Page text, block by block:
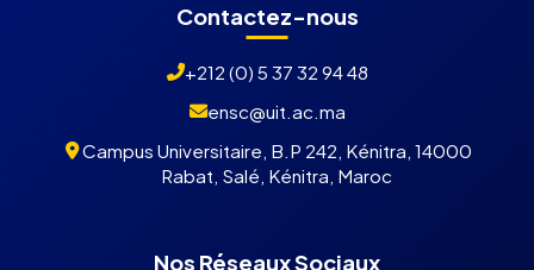
Contactez-nous
+212 (0) 5 37 32 94 48
ensc@uit.ac.ma
Campus Universitaire, B.P 242, Kénitra, 14000
Rabat, Salé, Kénitra, Maroc
Nos Réseaux Sociaux